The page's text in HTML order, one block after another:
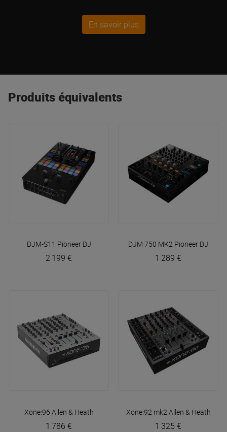
et ainsi découvrire les joies du Mix !
En savoir plus
Produits équivalents
DJM-S11 Pioneer DJ
2 199 €
DJM 750 MK2 Pioneer DJ
1 289 €
Xone:96 Allen & Heath
1 786 €
Xone:92 mk2 Allen & Heath
1 325 €